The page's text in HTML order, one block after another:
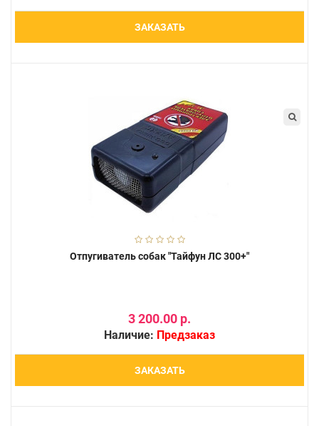
ЗАКАЗАТЬ
Отпугиватель собак "Тайфун ЛС 300+"
3 200.00 р.
Наличие: Предзаказ
ЗАКАЗАТЬ